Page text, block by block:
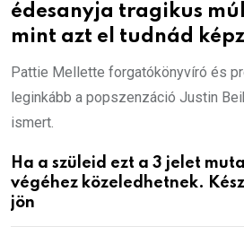
édesanyja tragikus
mint azt el tudnád
Pattie Mellette forgatókönyvíró és
leginkább a popszenzáció Justin
ismert.
Ha a szüleid ezt a 3 jelet
végéhez közeledhetnek.
jön